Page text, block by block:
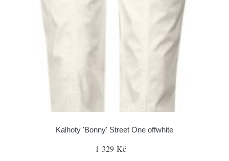
Kalhoty 'Bonny' Street One offwhite
1 329 Kč